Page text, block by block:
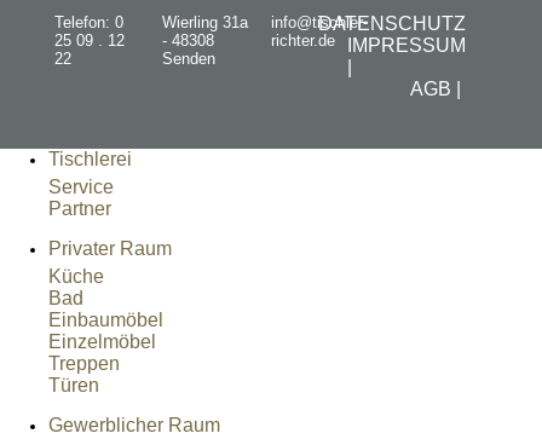
Telefon: 0
25 09 . 12
22
Wierling 31a
- 48308
Senden
info@tischler-
richter.de
DATENSCHUTZ
IMPRESSUM
AGB |
Tischlerei
Service
Partner
Privater Raum
Küche
Bad
Einbaumöbel
Einzelmöbel
Treppen
Türen
Gewerblicher Raum